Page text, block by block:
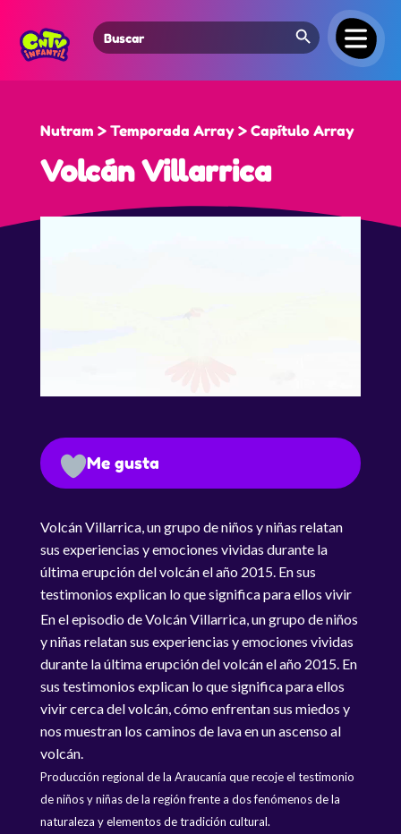
Search
for:
Search Button
Nutram > Temporada Array > Capítulo Array
Volcán Villarrica
Me gusta
Volcán Villarrica, un grupo de niños y niñas relatan
sus experiencias y emociones vividas durante la
última erupción del volcán el año 2015. En sus
testimonios explican lo que significa para ellos vivir
cerca del volcán.
En el episodio de Volcán Villarrica, un grupo de niños
y niñas relatan sus experiencias y emociones vividas
durante la última erupción del volcán el año 2015. En
sus testimonios explican lo que significa para ellos
vivir cerca del volcán, cómo enfrentan sus miedos y
nos muestran los caminos de lava en un ascenso al
volcán.
Producción regional de la Araucanía que recoje el testimonio
de niños y niñas de la región frente a dos fenómenos de la
naturaleza y elementos de tradición cultural.